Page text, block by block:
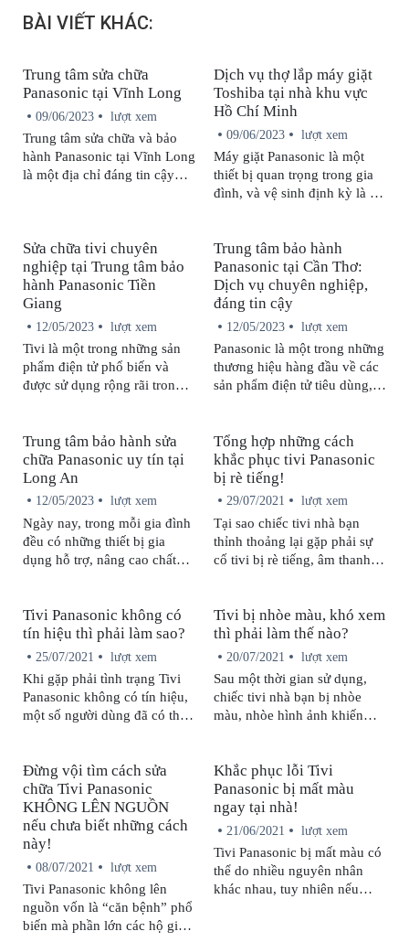
BÀI VIẾT KHÁC:
Trung tâm sửa chữa
Panasonic tại Vĩnh Long
09/06/2023
lượt xem
Trung tâm sửa chữa và bảo
hành Panasonic tại Vĩnh Long
là một địa chỉ đáng tin cậy
tín trong lĩnh vực này, Trung
tâm Panasonic tại Vĩnh Long
cam kết cung cấp dịch vụ
chất lượng và đáng tin cậy
cho khách hàng.
Dịch vụ thợ lắp máy giặt
Toshiba tại nhà khu vực
Hồ Chí Minh
09/06/2023
lượt xem
Máy giặt Panasonic là một
thiết bị quan trọng trong gia
đình, và vệ sinh định kỳ là rất
cao. Hãy cùng tham khảo một
số bước cơ bản để vệ sinh
máy giặt của trung tâm
Panasonic dưới đây!
Sửa chữa tivi chuyên
nghiệp tại Trung tâm bảo
hành Panasonic Tiền
Giang
12/05/2023
lượt xem
Tivi là một trong những sản
phẩm điện tử phổ biến và
được sử dụng rộng rãi trong
gian làm việc và học tập căng
thẳng. Tuy nhiên, là thiết bị
điện tử thì không tránh khỏi
những lỗi kỹ thuật thường
xuyên xảy ra, gây ảnh hưởng
đến trải nghiệm giải trí của
người dùng. Vì thế, việc tìm
kiếm một trung tâm bảo hành
Trung tâm bảo hành
Panasonic tại Cần Thơ:
Dịch vụ chuyên nghiệp,
đáng tin cậy
12/05/2023
lượt xem
Panasonic là một trong những
thương hiệu hàng đầu về các
sản phẩm điện tử tiêu dùng,
đảm bảo sự hoạt động tốt
nhất của các sản phẩm
Panasonic, quý khách hàng
cần sử dụng các dịch vụ bảo
hành chuyên nghiệp, đảm
bảo chất lượng và tiện ích.
Trung tâm bảo hành, sửa chữa
Panasonic uy tín tại Cần Thơ
quý khách hàng có thể yên
tâm sử dụng.
Trung tâm bảo hành sửa
chữa Panasonic uy tín tại
Long An
12/05/2023
lượt xem
Ngày nay, trong mỗi gia đình
đều có những thiết bị gia
dụng hỗ trợ, nâng cao chất
trong đó các sản phẩm đến từ
Panasonic luôn được nhiều
người tiêu dùng lựa chọn. Tuy
dụng việc gặp phải các sự cố
hay phát sinh lỗi là điều
không thể tránh khỏi do đó
sẵn sàng hỗ trợ, khắc phục hư
hỏng cho người dùng.
Tổng hợp những cách
khắc phục tivi Panasonic
bị rè tiếng!
29/07/2021
lượt xem
Tại sao chiếc tivi nhà bạn
thỉnh thoảng lại gặp phải sự
cố tivi bị rè tiếng, âm thanh
kiểm tra và tìm cách khắc
phục tivi nói chung và dòng
tivi Panasonic bị rè tiếng nói
Trung Tâm Bảo Hành Sửa
Chữa Panasonic tham khảo
ngay bài viết bên dưới nhé!
Tivi Panasonic không có
tín hiệu thì phải làm sao?
25/07/2021
lượt xem
Khi gặp phải tình trạng Tivi
Panasonic không có tín hiệu,
một số người dùng đã có thể
chữa, bảo hành tivi. Vậy, họ
đã khắc phục tình trạng đó
như thế nào, bạn có biết
không? Hãy cùng Trung Tâm
Sửa Chữa Bảo Hành
Panasonic tham khảo ngay
nhé!
Tivi bị nhòe màu, khó xem
thì phải làm thế nào?
20/07/2021
lượt xem
Sau một thời gian sử dụng,
chiếc tivi nhà bạn bị nhòe
màu, nhòe hình ảnh khiến
là nguyên nhân dẫn tới tình
trạng đó? Phải khắc phục ra
sao? Đừng lo lắng, ngay
trong bài viết dưới đâu, Trung
Tâm Sửa Chữa Bảo Hành
Panasonic sẽ giúp bạn tìm
hiểu được những nguyên
nhân và cách khắc phục tình
Đừng vội tìm cách sửa
chữa Tivi Panasonic
KHÔNG LÊN NGUỒN
nếu chưa biết những cách
này!
08/07/2021
lượt xem
Tivi Panasonic không lên
nguồn vốn là “căn bệnh” phổ
biến mà phần lớn các hộ gia
Khắc phục lỗi Tivi
Panasonic bị mất màu
ngay tại nhà!
21/06/2021
lượt xem
Tivi Panasonic bị mất màu có
thể do nhiều nguyên nhân
khác nhau, tuy nhiên nếu